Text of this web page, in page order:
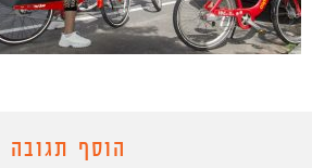
הוסף תגובה